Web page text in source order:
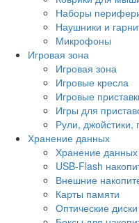
Наборы
Наушники и
Микрофоны
Игровая зона
Игровая зона
Игровые кресла
Игровые
Игры для
Рули, джойстики,
Хранение данных
Хранение данных
USB-Flash
Внешние
Карты памяти
Оптические диски